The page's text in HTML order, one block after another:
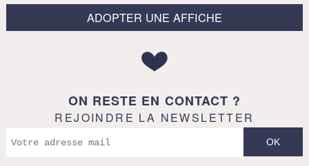
ADOPTER UNE AFFICHE
ON RESTE EN CONTACT ?
REJOINDRE LA NEWSLETTER